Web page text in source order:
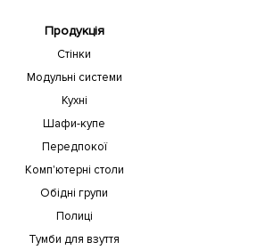
Продукція
Стінки
Модульні системи
Кухні
Шафи-купе
Передпокої
Комп'ютерні столи
Обідні групи
Полиці
Тумби для взуття